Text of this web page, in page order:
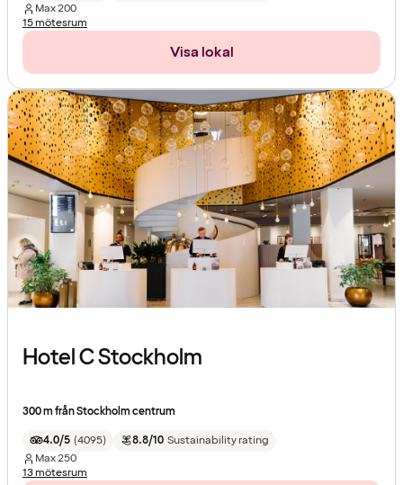
Max200
15 mötesrum
Visa lokal
Hotel C Stockholm
300 m från Stockholm centrum
4.0/5 (4095) 8.8/10 Sustainability rating
Max250
13 mötesrum